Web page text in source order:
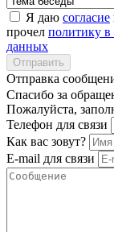
Я даю согласие
прочел политику
данных
Отправить
Отправка
Спасибо за
Пожалуйста,
Телефон для связи
Как вас зовут?
E-mail для связи